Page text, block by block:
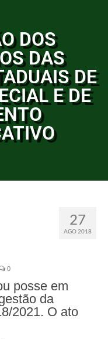
DOS
DAS
DE
E DE
27
AGO 2018
0
posse em
da
2021. O ato